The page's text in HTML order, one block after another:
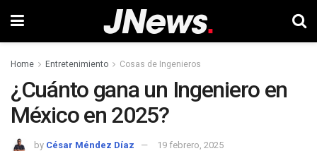
Home Entretenimiento Cosas de Ingenieros
¿Cuánto gana un Ingeniero en
México en 2025?
by César Méndez Díaz 19 febrero, 2025